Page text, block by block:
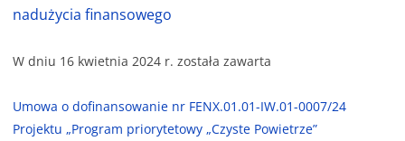
nadużycia finansowego
W dniu 16 kwietnia 2024 r. została zawarta
Umowa o dofinansowanie nr FENX.01.01-IW.01-0007/24
Projektu „Program priorytetowy „Czyste Powietrze”